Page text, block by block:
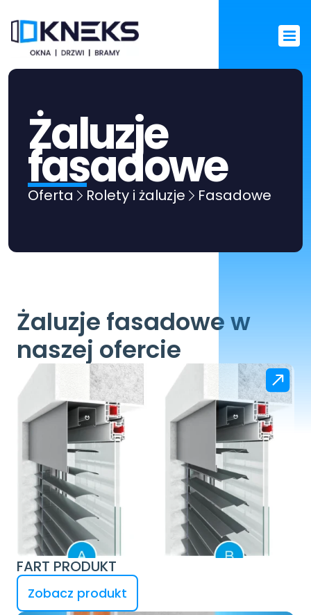
Żaluzje
fasadowe
Oferta Rolety i żaluzje Fasadowe
Żaluzje fasadowe w
naszej ofercie
FART PRODUKT
Zobacz produkt